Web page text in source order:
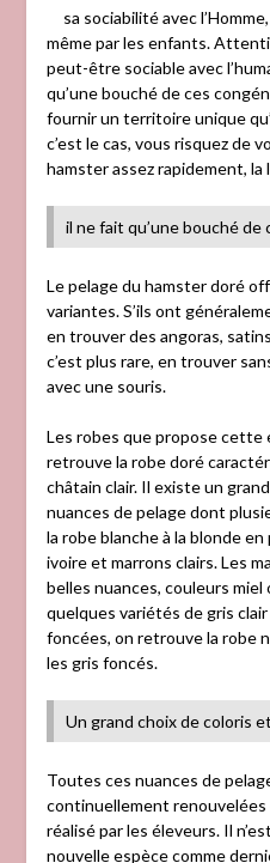
sa sociabilité avec
même par les enfants.
peut-être sociable avec
qu’une bouché de ces
fournir un territoire unique
c’est le cas, vous risquez de
hamster assez rapidement,
il ne fait qu’une bouché de
Le pelage du hamster doré
variantes. S’ils ont
en trouver des angoras,
c’est plus rare, en trouver
avec une souris.
Les robes que propose cette
retrouve la robe doré
châtain clair. Il existe un
nuances de pelage dont
la robe blanche à la blonde
ivoire et marrons clairs. Les
belles nuances, couleurs
quelques variétés de gris
foncées, on retrouve la robe
les gris foncés.
Un grand choix de coloris
Toutes ces nuances de
continuellement
réalisé par les éleveurs. Il
nouvelle espèce comme